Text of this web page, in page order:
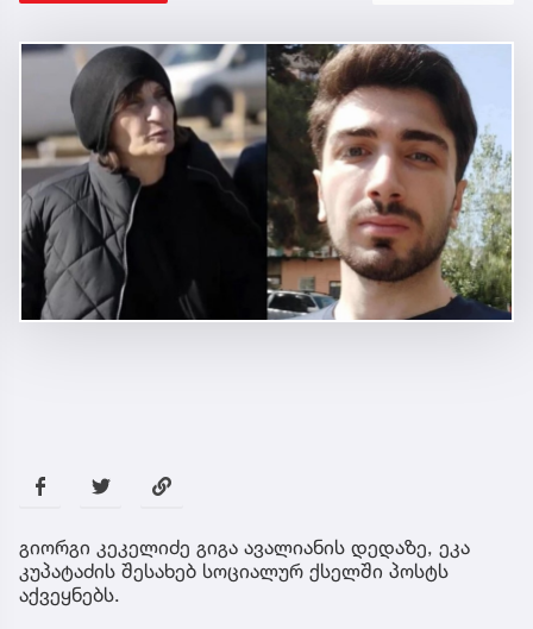
გიორგი კეკელიძე გიგა ავალიანის დედაზე, ეკა
კუპატაძის შესახებ სოციალურ ქსელში პოსტს
აქვეყნებს.